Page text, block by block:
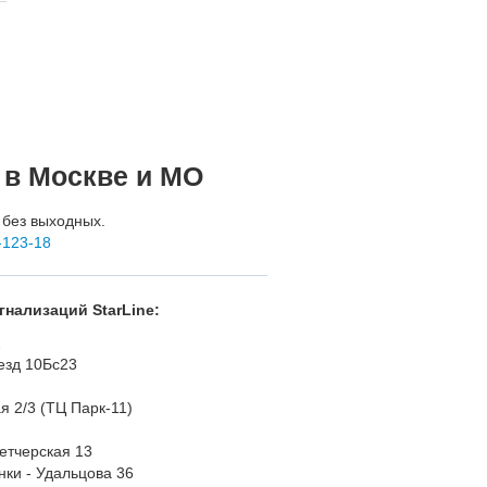
в Москве и МО
выходных.
18
StarLine:
10Бс23
2/3 (ТЦ Парк-11)
13
- Удальцова 36